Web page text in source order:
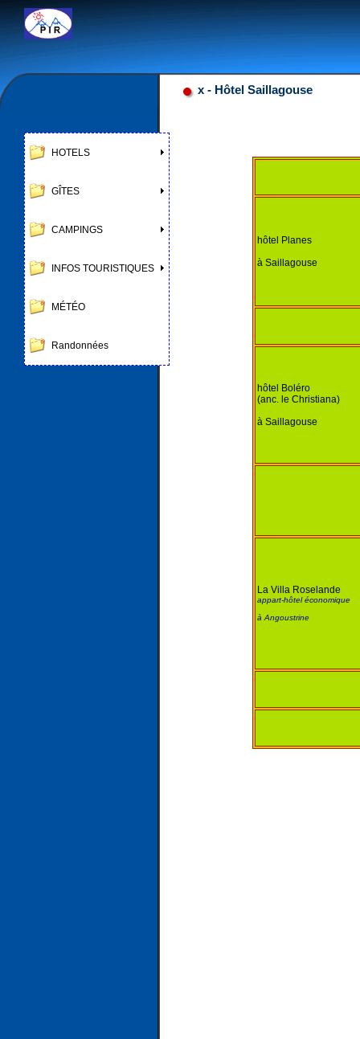
Google
x - Hôtel Saillagouse
hôtel Planes
à Saillagouse
hôtel Boléro
(anc. le Christiana)
à Saillagouse
La Villa Roselande
appart-hôtel économique
à Angoustrine
HOTELS
GÎTES
CAMPINGS
INFOS TOURISTIQUES
MÉTÉO
Randonnées